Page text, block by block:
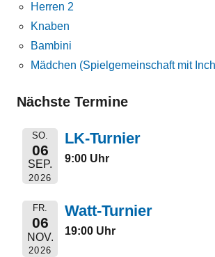
Herren 2
Knaben
Bambini
Mädchen (Spielgemeinschaft mit
Nächste Termine
SO.
06
SEP.
2026
LK-Turnier
9:00 Uhr
FR.
06
NOV.
2026
Watt-Turnier
19:00 Uhr